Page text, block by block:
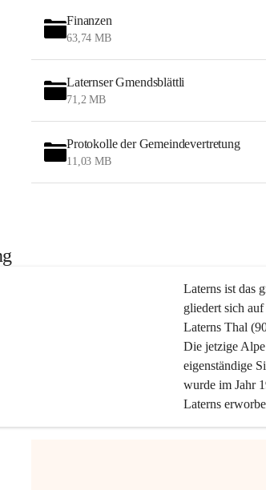
Finanzen
63,74 MB
Laternser Gmendsblättli
71,2 MB
Protokolle der Gemeindevertretung
11,03 MB
Laterns ist das
gliedert sich
Laterns Thal
Die jetzige Alpe
eigenständige
wurde im Jahr
Laterns